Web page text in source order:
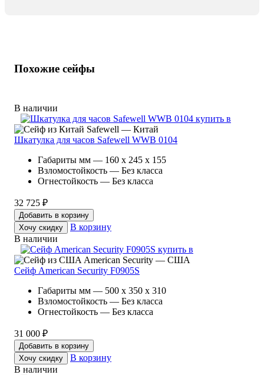
Похожие сейфы
В наличии
Safewell — Китай
Шкатулка для часов Safewell WWB 0104
Габариты мм — 160 x 245 x 155
Взломостойкость — Без класса
Огнестойкость — Без класса
32 725 ₽
Добавить в корзину
Хочу скидку
В корзину
В наличии
American Security — США
Сейф American Security F0905S
Габариты мм — 500 x 350 x 310
Взломостойкость — Без класса
Огнестойкость — Без класса
31 000 ₽
Добавить в корзину
Хочу скидку
В корзину
В наличии